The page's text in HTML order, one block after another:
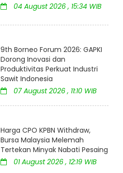
04 August 2026 , 15:34 WIB
9th Borneo Forum 2026: GAPKI
Dorong Inovasi dan
Produktivitas Perkuat Industri
Sawit Indonesia
07 August 2026 , 11:10 WIB
Harga CPO KPBN Withdraw,
Bursa Malaysia Melemah
Tertekan Minyak Nabati Pesaing
01 August 2026 , 12:19 WIB